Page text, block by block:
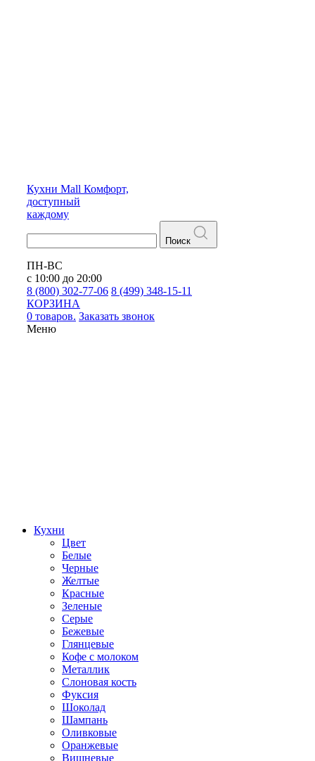
Кухни Mall Комфорт,
доступный
каждому
Поиск
ПН-ВС
с 10:00 до 20:00
8 (800) 302-77-06 8 (499) 348-15-11
КОРЗИНА
0 товаров. Заказать звонок
Меню
Кухни
Цвет
Белые
Черные
Желтые
Красные
Зеленые
Серые
Бежевые
Глянцевые
Кофе с молоком
Металлик
Слоновая кость
Фуксия
Шоколад
Шампань
Оливковые
Оранжевые
Вишневые